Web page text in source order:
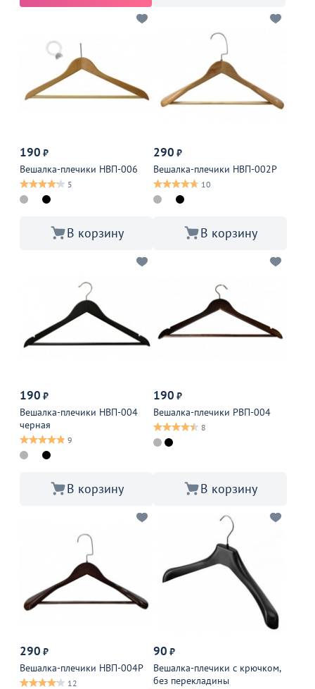
190 ₽
Вешалка-плечики НВП-006
5
В корзину
290 ₽
Вешалка-плечики НВП-002Р
10
В корзину
190 ₽
Вешалка-плечики НВП-004
черная
9
В корзину
190 ₽
Вешалка-плечики РВП-004
8
В корзину
290 ₽
Вешалка-плечики НВП-004Р
12
90 ₽
Вешалка-плечики с крючком,
без перекладины